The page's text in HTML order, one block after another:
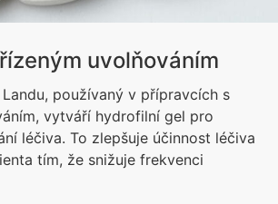
uvolňováním
používaný v přípravcích s
vytváří hydrofilní gel pro
léčiva. To zlepšuje účinnost léčiva
tím, že snižuje frekvenci